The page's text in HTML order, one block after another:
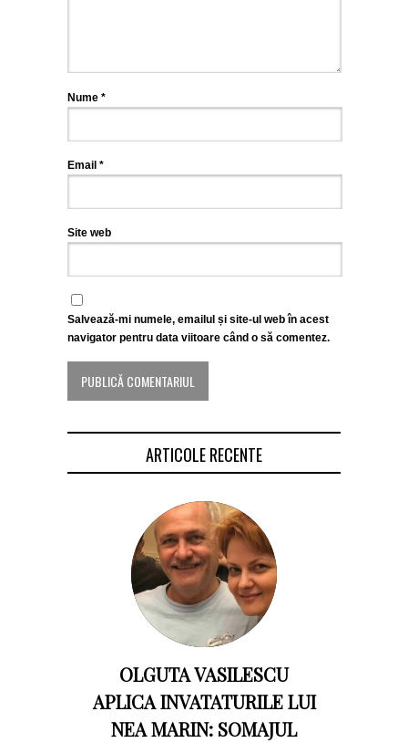
Nume *
Email *
Site web
Salvează-mi numele, emailul și site-ul web în acest
navigator pentru data viitoare când o să comentez.
ARTICOLE RECENTE
OLGUTA VASILESCU
APLICA INVATATURILE LUI
NEA MARIN: SOMAJUL